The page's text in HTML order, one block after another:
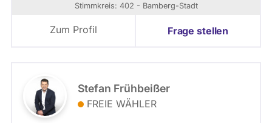
Stimmkreis: 402 - Bamberg-Stadt
Zum Profil Frage stellen
Stefan Frühbeißer
FREIE WÄHLER